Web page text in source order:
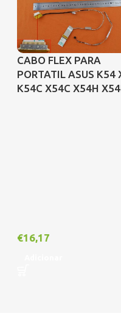
CABO FLEX PARA
PORTATIL ASUS K54
K54C X54C X54H
€16,17